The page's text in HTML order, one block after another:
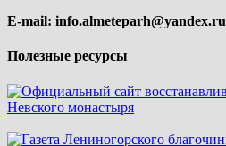
E-mail: info.almeteparh@yandex.ru
Полезные ресурсы